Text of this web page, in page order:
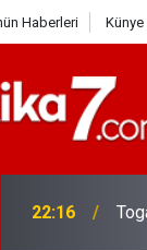
Haberleri Künye
22:16